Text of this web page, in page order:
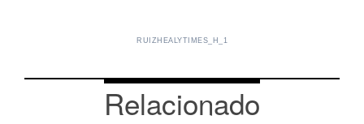
RUIZHEALYTIMES_H_1
Relacionado